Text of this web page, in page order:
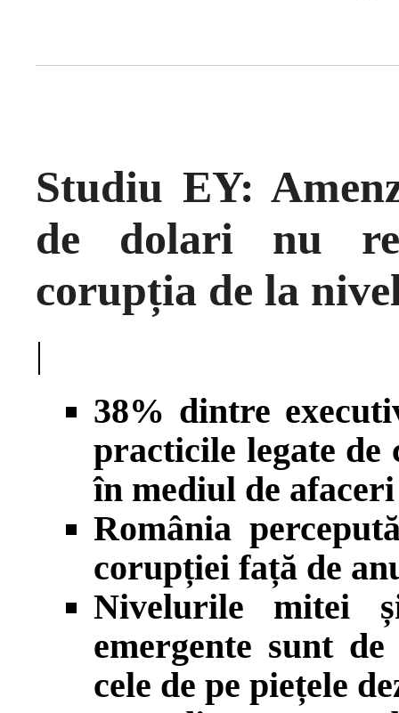
Studiu EY:
de dolari nu
corupția de la
|
38% dintre
practicile legate
în mediul de afaceri
România
corupției față de
Nivelurile mitei
emergente sunt
cele de pe piețele